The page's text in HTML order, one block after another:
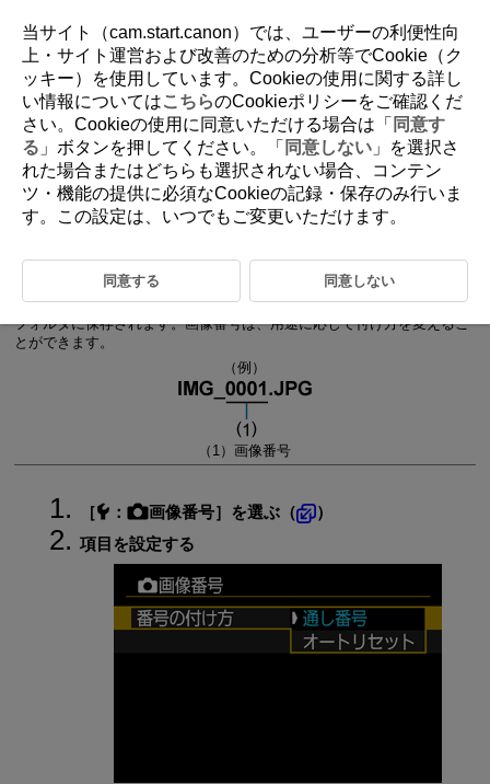
D310-199
静止画画像番号
通し番号
強制リセット
撮影した静止画画像には0001～9999の順で画像番号が付けられ、1つの
フォルダに保存されます。画像番号は、用途に応じて付け方を変えるこ
とができます。
（例）
（1）画像番号
［ ： 画像番号］を選ぶ（
）
項目を設定する
当サイト（cam.start.canon）では、ユーザーの利便性向
上・サイト運営および改善のための分析等でCookie（ク
ッキー）を使用しています。Cookieの使用に関する詳し
い情報についてはこちらのCookieポリシーをご確認くだ
さい。Cookieの使用に同意いただける場合は「 同意す
る 」ボタンを押してください。「 同意しない 」を選択さ
れた場合またはどちらも選択されない場合、コンテン
ツ・機能の提供に必須なCookieの記録・保存のみ行いま
す。この設定は、いつでもご変更いただけます。
同意する 同意しない